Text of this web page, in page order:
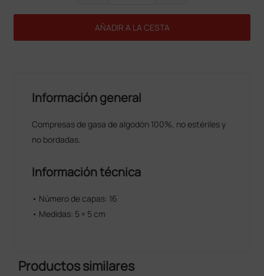
AÑADIR A LA CESTA
Información general
Compresas de gasa de algodón 100%, no estériles y
no bordadas.
Información técnica
• Número de capas: 16
• Medidas: 5 × 5 cm
Productos similares